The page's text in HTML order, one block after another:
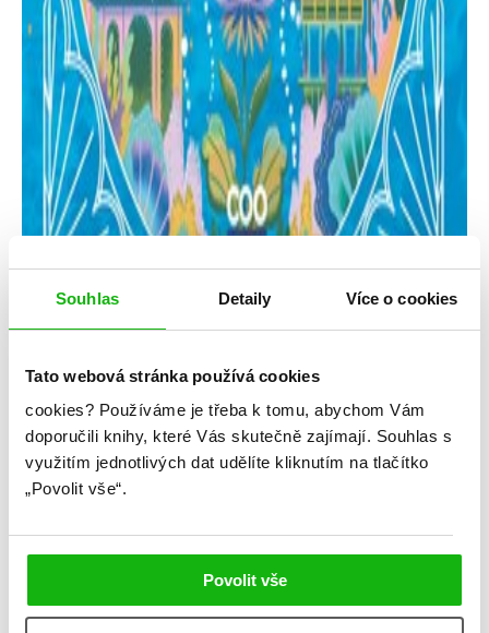
Souhlas Detaily Více o cookies
Tato webová stránka používá cookies
cookies? Používáme je třeba k tomu, abychom Vám
doporučili knihy, které Vás skutečně zajímají. Souhlas s
využitím jednotlivých dat udělíte kliknutím na tlačítko
„Povolit vše“.
Povolit vše
Dívka, kterou spolklo moře
Axie Oh
#axieoh #dívkakterouspolklomoře #mytologie #standalone